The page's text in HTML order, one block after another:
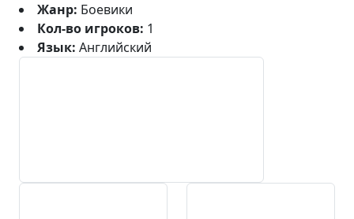
Жанр: Боевики
Кол-во игроков: 1
Язык: Английский